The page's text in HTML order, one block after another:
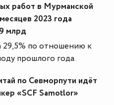
работ в Мурманской
2023 года
млрд
29,5% по отношению к
прошлого года.
по Севморпути идёт
«SCF Samotlor»